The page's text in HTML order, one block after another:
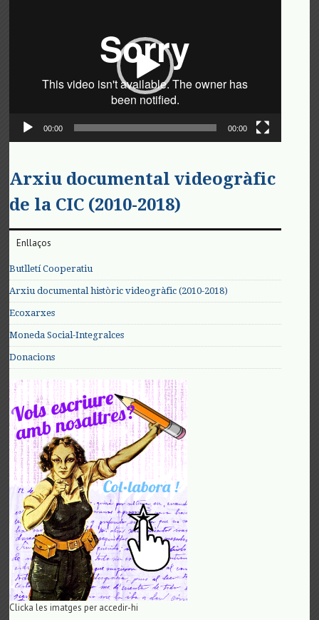
00:00 00:00
Arxiu documental videogràfic
de la CIC (2010-2018)
Enllaços
Butlletí Cooperatiu
Arxiu documental històric videogràfic (2010-2018)
Ecoxarxes
Moneda Social-Integralces
Donacions
Clicka les imatges per accedir-hi